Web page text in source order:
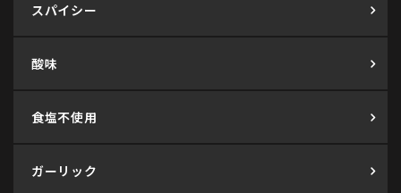
スパイシー
酸味
食塩不使用
ガーリック